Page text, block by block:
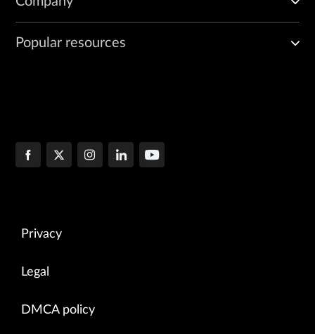
Popular resources
Privacy
Legal
DMCA policy